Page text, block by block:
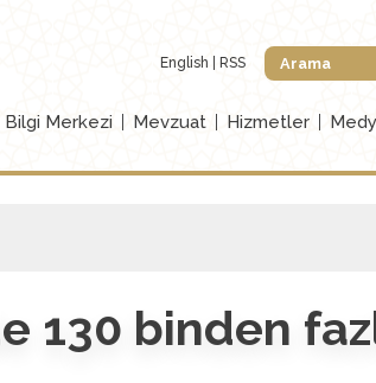
English RSS
Bilgi Merkezi Mevzuat Hizmetler
130 binden